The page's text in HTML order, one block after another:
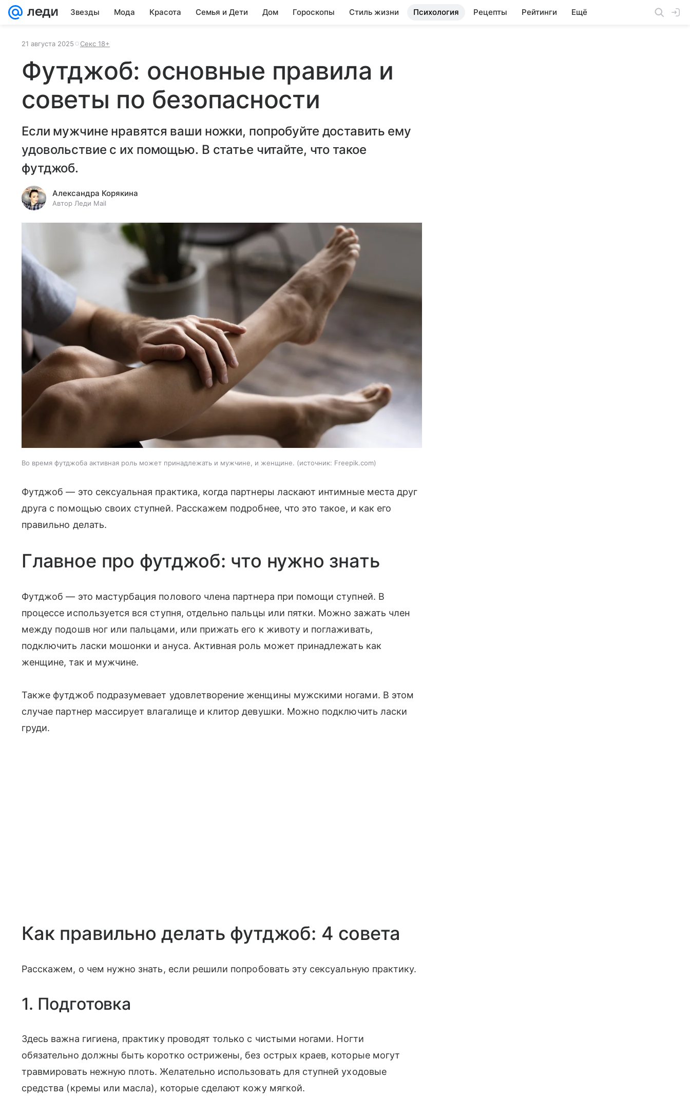
Звезды Мода Красота Семья и Дети Дом Гороскопы Стиль жизни Психология Рецепты Рейтинги Ещё
21 августа 2025 Секс 18+
Футджоб: основные правила и
советы по безопасности
Если мужчине нравятся ваши ножки, попробуйте доставить ему
удовольствие с их помощью. В статье читайте, что такое
футджоб.
Александра Корякина
Автор Леди Mail
Во время футджоба активная роль может принадлежать и мужчине, и женщине. источник: Freepik.com
Футджоб — это сексуальная практика, когда партнеры ласкают интимные места друг
друга с помощью своих ступней. Расскажем подробнее, что это такое, и как его
правильно делать.
Главное про футджоб: что нужно знать
Футджоб — это мастурбация полового члена партнера при помощи ступней. В
процессе используется вся ступня, отдельно пальцы или пятки. Можно зажать член
между подошв ног или пальцами, или прижать его к животу и поглаживать,
подключить ласки мошонки и ануса. Активная роль может принадлежать как
женщине, так и мужчине.
Также футджоб подразумевает удовлетворение женщины мужскими ногами. В этом
случае партнер массирует влагалище и клитор девушки. Можно подключить ласки
груди.
Как правильно делать футджоб: 4 совета
Расскажем, о чем нужно знать, если решили попробовать эту сексуальную практику.
1. Подготовка
Здесь важна гигиена, практику проводят только с чистыми ногами. Ногти
обязательно должны быть коротко острижены, без острых краев, которые могут
травмировать нежную плоть. Желательно использовать для ступней уходовые
средства (кремы или масла), которые сделают кожу мягкой.